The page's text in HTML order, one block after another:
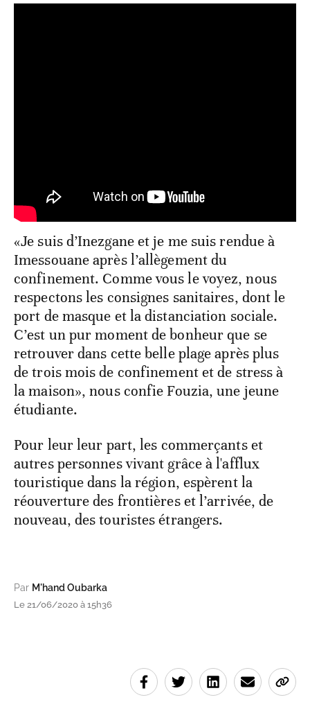
«Je suis d’Inezgane et je me suis rendue à
Imessouane après l’allègement du
confinement. Comme vous le voyez, nous
respectons les consignes sanitaires, dont le
port de masque et la distanciation sociale.
C’est un pur moment de bonheur que se
retrouver dans cette belle plage après plus
de trois mois de confinement et de stress à
la maison», nous confie Fouzia, une jeune
étudiante.
Pour leur leur part, les commerçants et
autres personnes vivant grâce à l'afflux
touristique dans la région, espèrent la
réouverture des frontières et l’arrivée, de
nouveau, des touristes étrangers.
Par M'hand Oubarka
Le 21/06/2020 à 15h36